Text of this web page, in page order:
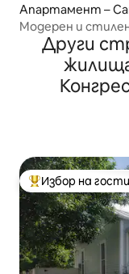
Апартамент –
Модерен и
Други
Най-популярен
Избор на